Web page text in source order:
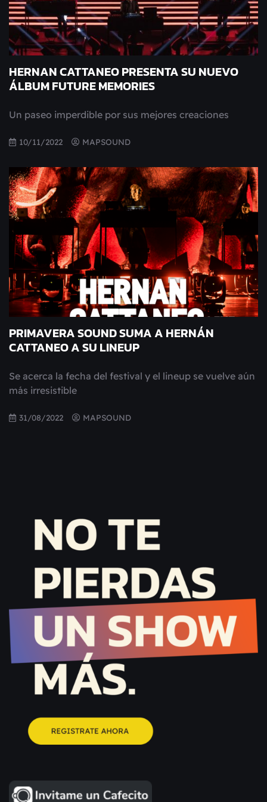
HERNAN CATTANEO PRESENTA SU NUEVO
ÁLBUM FUTURE MEMORIES
Un paseo imperdible por sus mejores creaciones
10/11/2022 MAPSOUND
PRIMAVERA SOUND SUMA A HERNÁN
CATTANEO A SU LINEUP
Se acerca la fecha del festival y el lineup se vuelve aún
más irresistible
31/08/2022 MAPSOUND